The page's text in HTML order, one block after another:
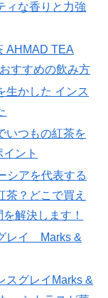
ィな香りと力強
AHMAD TEA
すすめの飲み方
生かした インス
いつもの紅茶を
ント
シアを代表する
茶？どこで買え
解決します！
レイ Marks &
スグレイMarks &